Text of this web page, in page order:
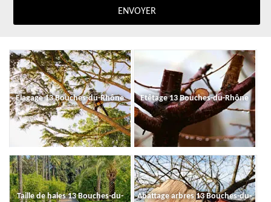
Elagage 13 Bouches-du-Rhône Etêtage 13 Bouches-du-Rhône
Taille de haies 13 Bouches-du-
Abattage arbres 13 Bouches-du-